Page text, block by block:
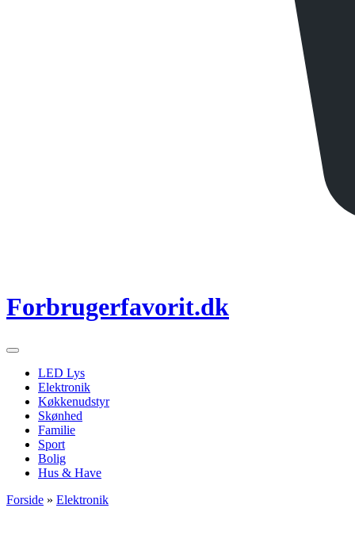
Forbrugerfavorit.dk
LED Lys
Elektronik
Køkkenudstyr
Skønhed
Familie
Sport
Bolig
Hus & Have
Forside » Elektronik